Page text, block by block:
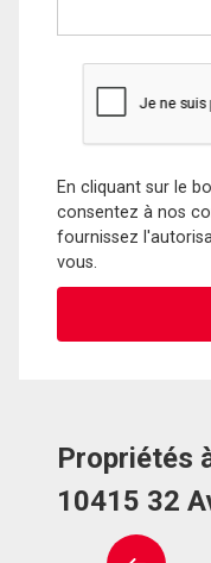
En cliquant sur le
consentez à nos
fournissez
vous.
Propriétés
10415 32